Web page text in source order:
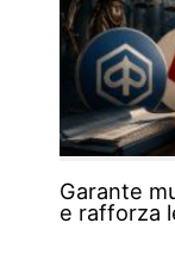
Garante
e rafforza